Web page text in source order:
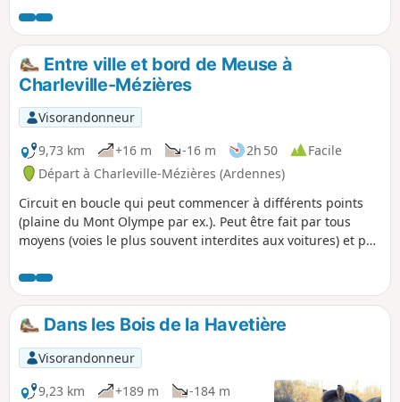
Entre ville et bord de Meuse à
Charleville-Mézières
Visorandonneur
9,73 km
+16 m -16 m 2h 50
Facile
Départ à Charleville-Mézières (Ardennes)
Circuit en boucle qui peut commencer à différents points
(plaine du Mont Olympe par ex.). Peut être fait par tous
moyens (voies le plus souvent interdites aux voitures) et par
avec des enfants (faible dénivelé) et offre des aires de
pique-nique à plusieurs endroits. L'orientation est facile.
Dans les Bois de la Havetière
Visorandonneur
9,23 km
+189 m
-184 m